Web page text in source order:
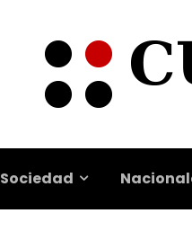
Sociedad